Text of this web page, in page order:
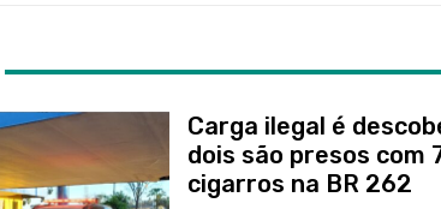
Carga ilegal é
dois são presos com
cigarros na BR 262